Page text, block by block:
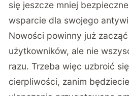
się jeszcze mniej
wsparcie dla swojego
Nowości powinny już
użytkowników, ale nie
razu. Trzeba więc uzbroić
cierpliwości, zanim